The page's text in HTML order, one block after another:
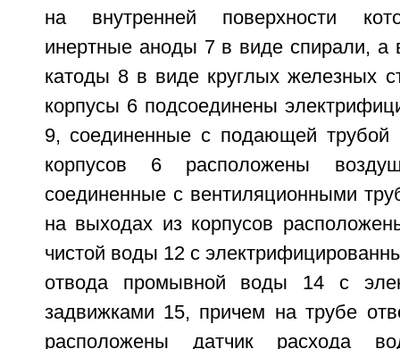
на внутренней поверхности
инертные аноды 7 в виде спирали, а
катоды 8 в виде круглых железных
корпусы 6 подсоединены
9, соединенные с подающей трубой
корпусов 6 расположены
соединенные с вентиляционными
на выходах из корпусов
чистой воды 12 с
отвода промывной воды 14 с
задвижками 15, причем на трубе
расположены датчик расхода